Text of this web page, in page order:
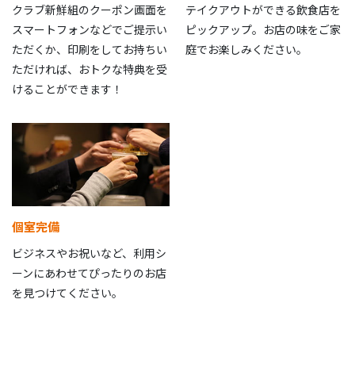
クラブ新鮮組のクーポン画面を
スマートフォンなどでご提示い
ただくか、印刷をしてお持ちい
ただければ、おトクな特典を受
けることができます！
テイクアウトができる飲食店を
ピックアップ。お店の味をご家
庭でお楽しみください。
個室完備
ビジネスやお祝いなど、利用シ
ーンにあわせてぴったりのお店
を見つけてください。